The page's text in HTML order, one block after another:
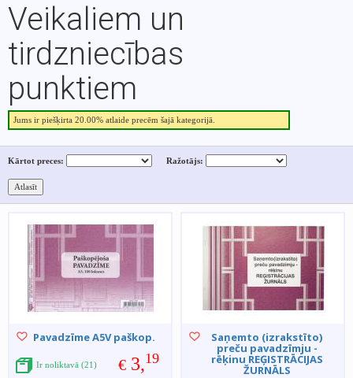
Veikaliem un
tirdzniecības
punktiem
Jums ir piešķirta 20.00% atlaide precēm šajā kategorijā.
Kārtot preces: Ražotājs:
Pavadzīme A5V paškop.
€ 3,19
Ir noliktavā (21)
Saņemto (izrakstīto)
preču pavadzīmju -
rēķinu REĢISTRĀCIJAS
ŽURNĀLS